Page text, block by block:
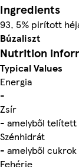
Ingredients
93, 5% pirított
Búzaliszt
Nutrition
Typical Values
Energia
-
Zsír
- amelyből telített
Szénhidrát
- amelyből cukrok
Fehérje